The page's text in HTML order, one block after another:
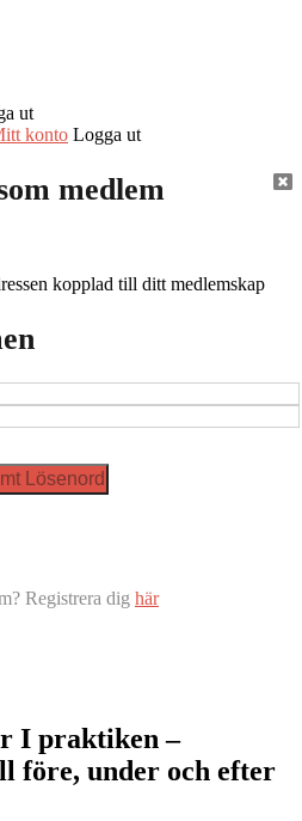
ut
konto Logga ut
medlem
kopplad till ditt medlemskap
Registrera dig här
I praktiken –
före, under och efter